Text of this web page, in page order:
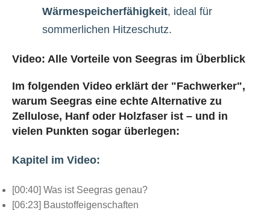
Wärmespeicherfähigkeit, ideal für
sommerlichen Hitzeschutz.
Video: Alle Vorteile von Seegras im Überblick
Im folgenden Video erklärt der "Fachwerker",
warum Seegras eine echte Alternative zu
Zellulose, Hanf oder Holzfaser ist – und in
vielen Punkten sogar überlegen:
Kapitel im Video:
[00:40] Was ist Seegras genau?
[06:23] Baustoffeigenschaften